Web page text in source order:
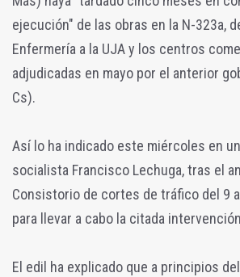
ejecución" de las obras en la N-323a,
Enfermería a la UJA y los centros
adjudicadas en mayo por el anterior
Cs).
Así lo ha indicado este miércoles en
socialista Francisco Lechuga, tras el
Consistorio de cortes de tráfico del 9
para llevar a cabo la citada
El edil ha explicado que a principios